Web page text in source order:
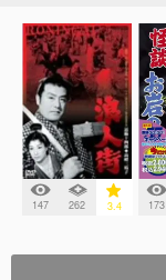
147 262 3.4 173